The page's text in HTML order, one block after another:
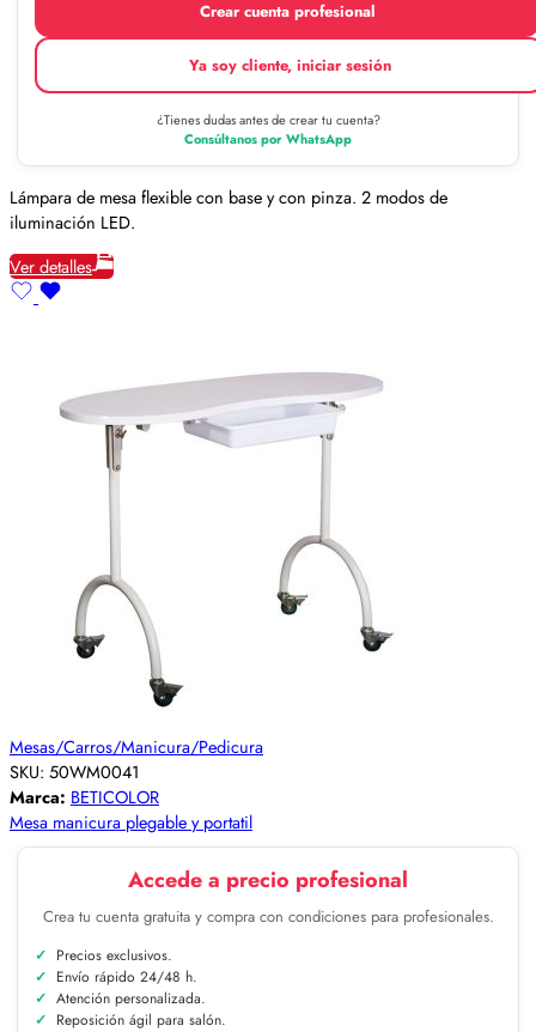
Crear cuenta profesional
Ya soy cliente, iniciar sesión
¿Tienes dudas antes de crear tu cuenta?
Consúltanos por WhatsApp
Lámpara de mesa flexible con base y con pinza. 2 modos de
iluminación LED.
Ver detalles
Mesas/Carros/Manicura/Pedicura
SKU: 50WM0041
Marca: BETICOLOR
Mesa manicura plegable y portatil
Accede a precio profesional
Crea tu cuenta gratuita y compra con condiciones para profesionales.
Precios exclusivos.
Envío rápido 24/48 h.
Atención personalizada.
Reposición ágil para salón.